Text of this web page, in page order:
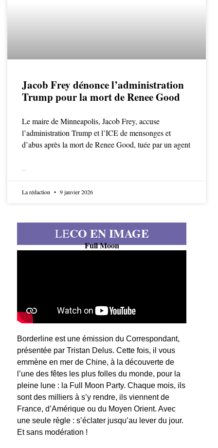
Jacob Frey dénonce l’administration
Trump pour la mort de Renee Good
Le maire de Minneapolis, Jacob Frey, accuse
l’administration Trump et l’ICE de mensonges et
d’abus après la mort de Renee Good, tuée par un agent
La rédaction 9 janvier 2026
LECO EN IMAGE
Full Moon
Borderline est une émission du Correspondant,
présentée par Tristan Delus. Cette fois, il vous
emmène en mer de Chine, à la découverte de
l’une des fêtes les plus folles du monde, pour la
pleine lune : la Full Moon Party. Chaque mois, ils
sont des milliers à s’y rendre, ils viennent de
France, d’Amérique ou du Moyen Orient. Avec
une seule règle : s’éclater jusqu’au lever du jour.
Et sans modération !